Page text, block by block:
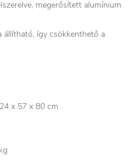
megerősített alumínium
így csökkenthető a
x 57 x 80 cm